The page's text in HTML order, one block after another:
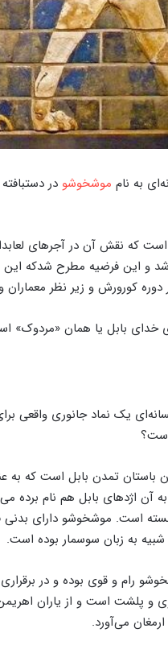
به نام موشخوشو در
که نقش آن در آجرهای
فرضیه مطرح شدکه این نقش
دوره کورورش و زیر نظر
خدای بابل یا همان
یک نماد جانوری واقعی
باستان تمدن بابل است که به
است. موشخوشو دارای بدنی
به زبان سوسمار بوده است.
رام و قوی بوده و در
و پلشت است و از یاران
می‌آورد.